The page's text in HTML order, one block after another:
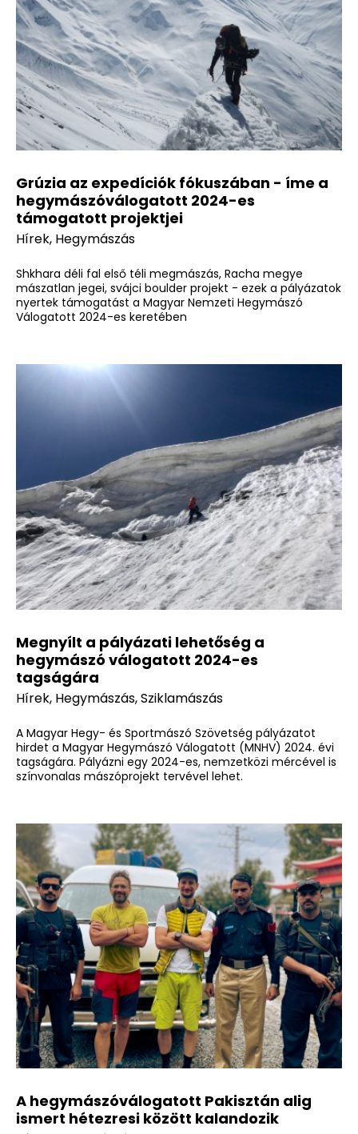
Grúzia az expedíciók fókuszában - íme a
hegymászóválogatott 2024-es
támogatott projektjei
Hírek, Hegymászás
Shkhara déli fal első téli megmászás, Racha megye
mászatlan jegei, svájci boulder projekt - ezek a pályázatok
nyertek támogatást a Magyar Nemzeti Hegymászó
Válogatott 2024-es keretében
Megnyílt a pályázati lehetőség a
hegymászó válogatott 2024-es
tagságára
Hírek, Hegymászás,Sziklamászás
A Magyar Hegy- és Sportmászó Szövetség pályázatot
hirdet a Magyar Hegymászó Válogatott (MNHV) 2024. évi
tagságára. Pályázni egy 2024-es, nemzetközi mércével is
színvonalas mászóprojekt tervével lehet.
A hegymászóválogatott Pakisztán alig
ismert hétezresi között kalandozik